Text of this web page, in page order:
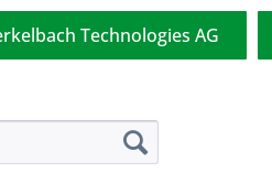
Technologies AG